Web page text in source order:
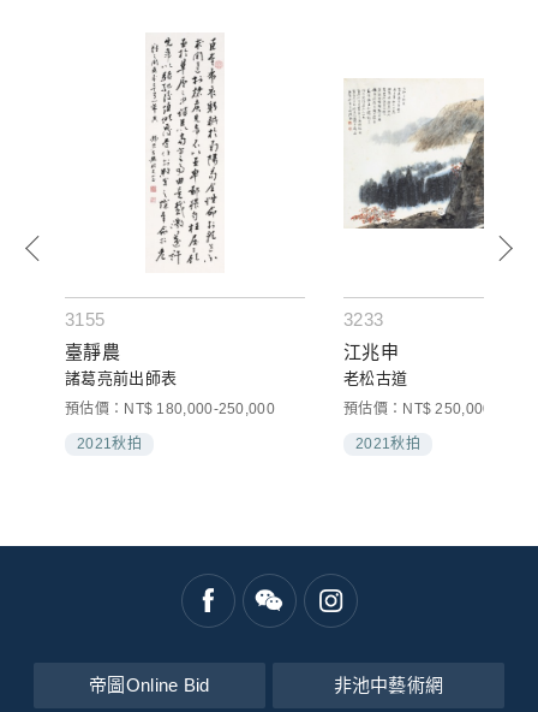
3155
臺靜農
諸葛亮前出師表
預估價：NT$ 180,000-250,000
2021秋拍
3233
江兆申
老松古道
預估價：NT$ 250,000-
2021秋拍
帝圖Online Bid 非池中藝術網